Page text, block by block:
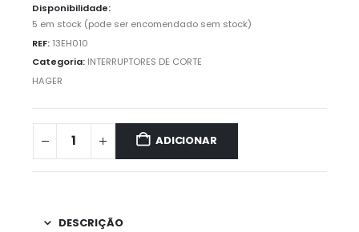
Disponibilidade:
5 em stock (pode ser encomendado sem stock)
REF: 13EH010
Categoria: INTERRUPTORES DE CORTE
HAGER
ADICIONAR
DESCRIÇÃO